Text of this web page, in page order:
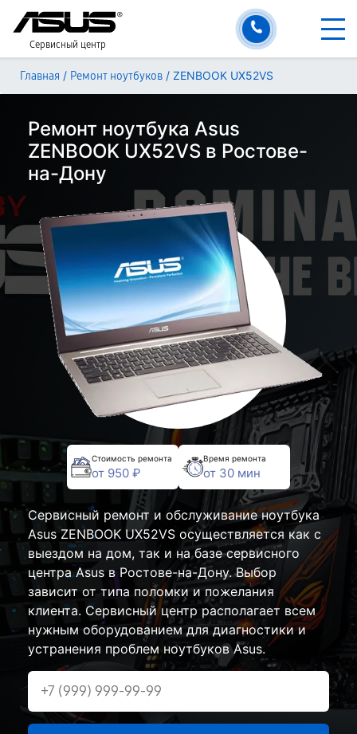
Сервисный центр
Главная / Ремонт ноутбуков / ZENBOOK UX52VS
Ремонт ноутбука Asus
ZENBOOK UX52VS в Ростове-
на-Дону
Стоимость ремонта
от 950 ₽
Время ремонта
от 30 мин
Сервисный ремонт и обслуживание ноутбука
Asus ZENBOOK UX52VS осуществляется как с
выездом на дом, так и на базе сервисного
центра Asus в Ростове-на-Дону. Выбор
зависит от типа поломки и пожелания
клиента. Сервисный центр располагает всем
нужным оборудованием для диагностики и
устранения проблем ноутбуков Asus.